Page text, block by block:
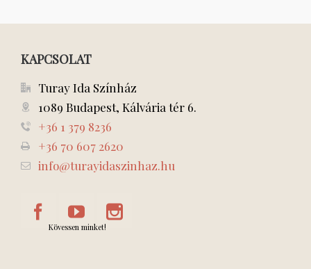
KAPCSOLAT
Turay Ida Színház
1089 Budapest, Kálvária tér 6.
+36 1 379 8236
+36 70 607 2620
info@turayidaszinhaz.hu
Kövessen minket!